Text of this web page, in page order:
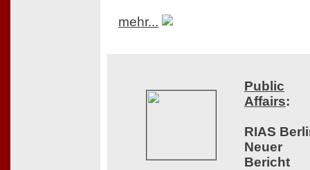
mehr...
Public
Affairs:
RIAS
Neuer
Bericht